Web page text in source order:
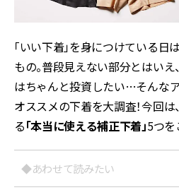
「いい下着」を身につけている日
もの。普段見えない部分とはいえ、
はちゃんと投資したい…そんな
オススメの下着を大調査！今回
る「本当に使える補正下着」5つを
◆あわせて読みたい